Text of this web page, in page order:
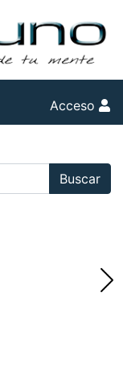
Acceso
Buscar